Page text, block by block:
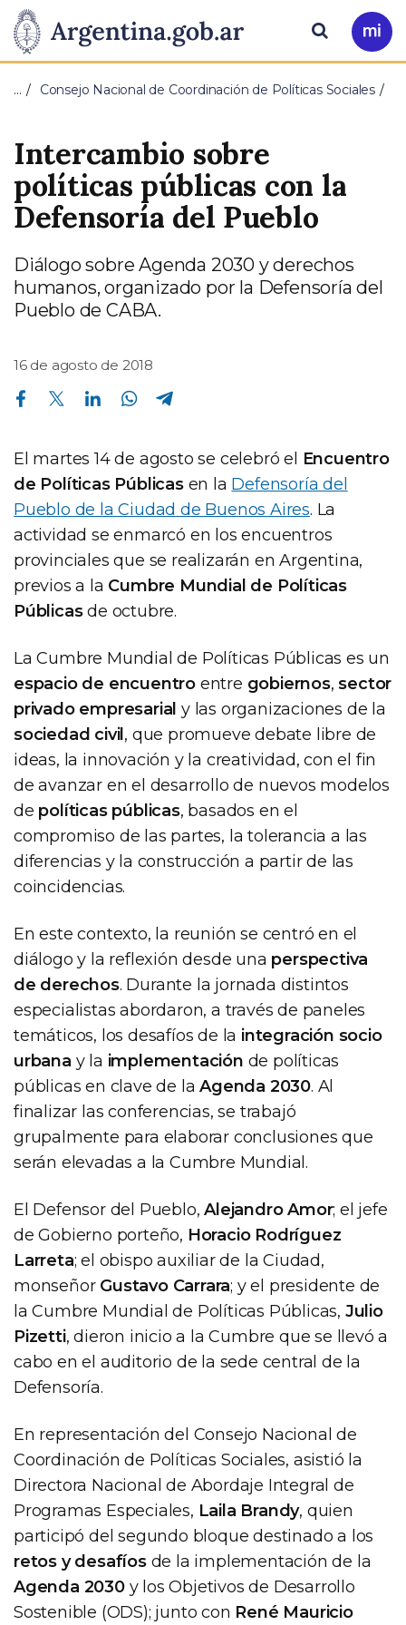
Presidencia
de
Nación
Pasar al contenido principal
Ir
a
Buscar
… Consejo Nacional de Coordinación de Políticas Sociales
Intercambio sobre
políticas públicas con la
Defensoría del Pueblo
Diálogo sobre Agenda 2030 y derechos
humanos, organizado por la Defensoría del
Pueblo de CABA.
16 de agosto de 2018
Compartir en Facebook Compartir en Twitter Compartir en Linkedin Compartir en Whatsapp
El martes 14 de agosto se celebró el Encuentro
de Políticas Públicasen la Defensoría del
Pueblo de la Ciudad de Buenos Aires. La
actividad se enmarcó en los encuentros
provinciales que se realizarán en Argentina,
previos a la Cumbre Mundial de Políticas
Públicasde octubre.
La Cumbre Mundial de Políticas Públicas es un
espacio de encuentro entre gobiernos,sector
privado empresarial y las organizaciones de la
sociedad civil , que promueve debate libre de
ideas, la innovación y la creatividad, con el fin
de avanzar en el desarrollo de nuevos modelos
de políticas públicas, basados en el
compromiso de las partes, la tolerancia a las
diferencias y la construcción a partir de las
coincidencias.
En este contexto, la reunión se centró en el
diálogo y la reflexión desde una perspectiva
de derechos. Durante la jornada distintos
especialistas abordaron, a través de paneles
temáticos, los desafíos de la integración socio
urbana y la implementación de políticas
públicas en clave de laAgenda 2030. Al
finalizar las conferencias, se trabajó
grupalmente para elaborar conclusiones que
serán elevadas a la Cumbre Mundial.
El Defensor del Pueblo,Alejandro Amor; el jefe
de Gobierno porteño, Horacio Rodríguez
Larreta; el obispo auxiliar de la Ciudad,
monseñor Gustavo Carrara; y el presidente de
la Cumbre Mundial de Políticas Públicas, Julio
Pizetti, dieron inicio a la Cumbre que se llevó a
cabo en el auditorio de la sede central de la
Defensoría.
En representación del Consejo Nacional de
Coordinación de Políticas Sociales, asistió la
Directora Nacional de Abordaje Integral de
Programas Especiales, Laila Brandy, quien
participó del segundo bloque destinado a los
retos y desafíosde la implementación de la
Agenda 2030y los Objetivos de Desarrollo
Sostenible (ODS); junto con René Mauricio